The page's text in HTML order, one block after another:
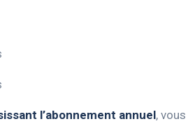
l’abonnement annuel, vous